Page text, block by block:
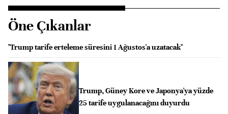
Öne Çıkanlar
"Trump tarife erteleme süresini 1 Ağustos'a uzatacak"
Trump, Güney Kore ve Japonya'ya yüzde
25 tarife uygulanacağını duyurdu